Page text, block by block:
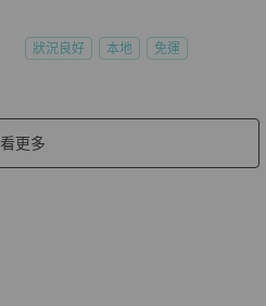
狀況良好 本地 免運
看更多